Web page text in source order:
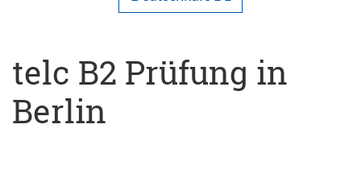
telc B2 Prüfung in
Berlin